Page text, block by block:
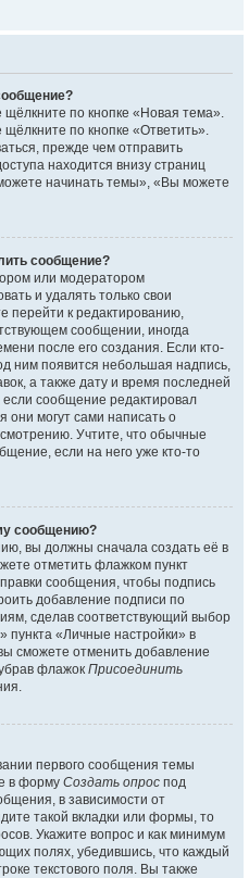
по кнопке «Новая тема».
по кнопке «Ответить».
прежде чем отправить
находится внизу страниц
начинать темы», «Вы можете
сообщение?
или модератором
и удалять только свои
перейти к редактированию,
сообщении, иногда
после его создания. Если кто-
ним появится небольшая надпись,
а также дату и время последней
сообщение редактировал
они могут сами написать о
Учтите, что обычные
если на него уже кто-то
сообщению?
вы должны сначала создать её в
отметить флажком пункт
сообщения, чтобы подпись
добавление подписи по
сделав соответствующий выбор
пункта «Личные настройки» в
сможете отменить добавление
флажок Присоединить
первого сообщения темы
в форму Создать опрос под
в зависимости от
такой вкладки или формы, то
Укажите вопрос и как минимум
полях, убедившись, что каждый
текстового поля. Вы также